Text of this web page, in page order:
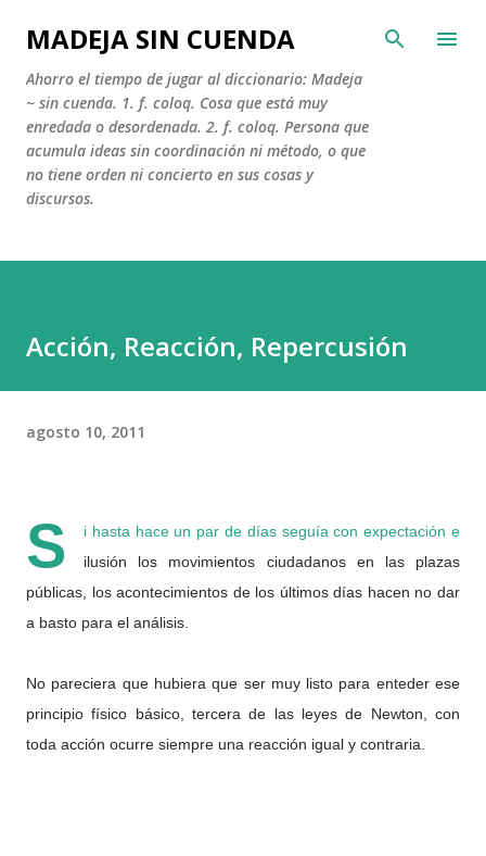
Ir al contenido principal
MADEJA SIN CUENDA
Ahorro el tiempo de jugar al diccionario: Madeja
~ sin cuenda. 1. f. coloq. Cosa que está muy
enredada o desordenada. 2. f. coloq. Persona que
acumula ideas sin coordinación ni método, o que
no tiene orden ni concierto en sus cosas y
discursos.
Acción, Reacción, Repercusión
agosto 10, 2011
S
i hasta hace un par de días seguía con expectación e
ilusión los movimientos ciudadanos en las plazas
públicas, los acontecimientos de los últimos días hacen no dar
a basto para el análisis.
No pareciera que hubiera que ser muy listo para enteder ese
principio físico básico, tercera de las leyes de Newton, con
toda acción ocurre siempre una reacción igual y contraria.